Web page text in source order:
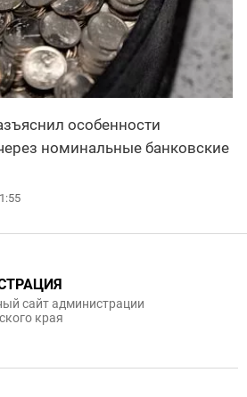
особенности
номинальные банковские
сайт администрации
края